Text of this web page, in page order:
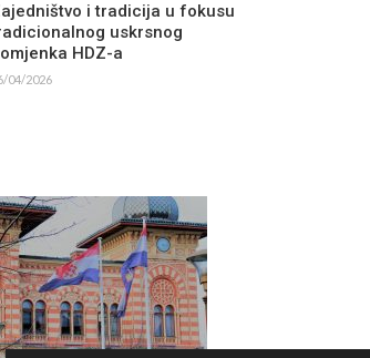
i tradicija u fokusu
uskrsnog
HDZ-a
04/2026